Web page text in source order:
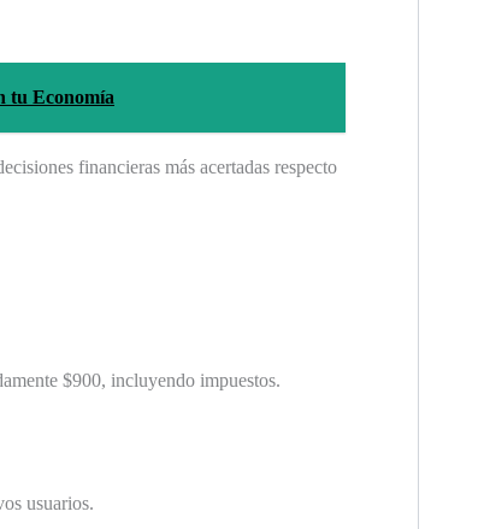
tu Economía
financieras más acertadas respecto
$900, incluyendo impuestos.
usuarios.